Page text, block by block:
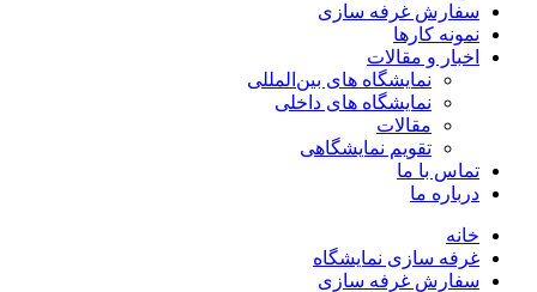
سفارش غرفه سازی
نمونه کارها
اخبار و مقالات
نمایشگاه های بین‌المللی
نمایشگاه های داخلی
مقالات
تقویم نمایشگاهی
تماس با ما
درباره ما
خانه
غرفه سازی نمایشگاه
سفارش غرفه سازی